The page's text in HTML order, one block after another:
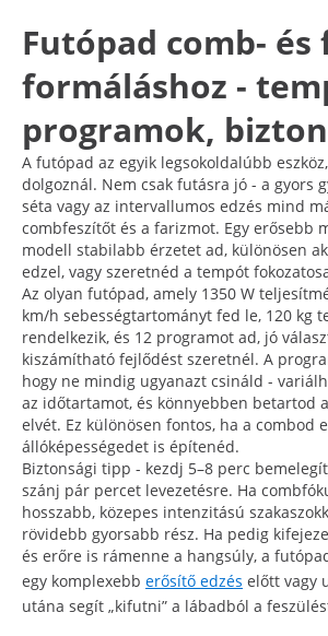
Futópad comb- és
formáláshoz -
programok,
A futópad az egyik legsokoldalúbb
dolgoznál. Nem csak futásra jó - a gyors
séta vagy az intervallumos edzés mind
combfeszítőt és a farizmot. Egy erősebb
modell stabilabb érzetet ad, különösen
edzel, vagy szeretnéd a tempót
Az olyan futópad, amely 1350 W
km/h sebességtartományt fed le, 120 kg
rendelkezik, és 12 programot ad, jó
kiszámítható fejlődést szeretnél. A
hogy ne mindig ugyanazt csináld -
az időtartamot, és könnyebben betartod
elvét. Ez különösen fontos, ha a combod
állóképességedet is építenéd.
Biztonsági tipp - kezdj 5–8 perc
szánj pár percet levezetésre. Ha
hosszabb, közepes intenzitású
rövidebb gyorsabb rész. Ha pedig
és erőre is rámenne a hangsúly, a
egy komplexebb erősítő edzés előtt vagy
utána segít „kifutni” a lábadból a